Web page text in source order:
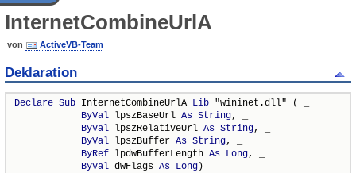
InternetCombineUrlA
von ActiveVB-Team
Deklaration
Declare Sub InternetCombineUrlA Lib "wininet.dll" ( _
ByVal lpszBaseUrl As String, _
ByVal lpszRelativeUrl As String, _
ByVal lpszBuffer As String, _
ByRef lpdwBufferLength As Long, _
ByVal dwFlags As Long)